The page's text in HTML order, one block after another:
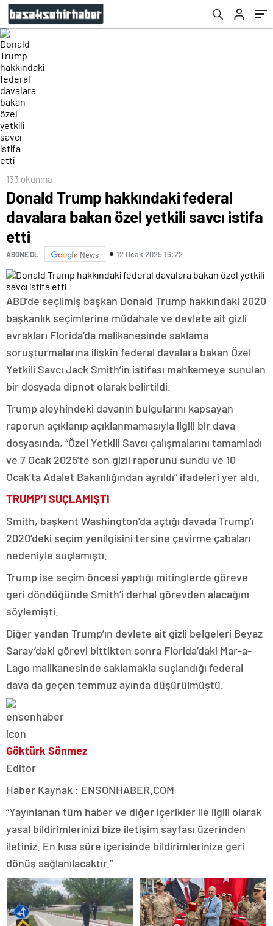
133 okunma
Donald Trump hakkındaki federal
davalara bakan özel yetkili savcı istifa
etti
ABONE OL News 12 Ocak 2025 16:22
ABD’de seçilmiş başkan Donald Trump hakkındaki 2020
başkanlık seçimlerine müdahale ve devlete ait gizli
evrakları Florida’da malikanesinde saklama
soruşturmalarına ilişkin federal davalara bakan Özel
Yetkili Savcı Jack Smith’in istifası mahkemeye sunulan
bir dosyada dipnot olarak belirtildi.
Trump aleyhindeki davanın bulgularını kapsayan
raporun açıklanıp açıklanmamasıyla ilgili bir dava
dosyasında, “Özel Yetkili Savcı çalışmalarını tamamladı
ve 7 Ocak 2025’te son gizli raporunu sundu ve 10
Ocak’ta Adalet Bakanlığından ayrıldı” ifadeleri yer aldı.
TRUMP’I SUÇLAMIŞTI
Smith, başkent Washington’da açtığı davada Trump’ı
2020’deki seçim yenilgisini tersine çevirme çabaları
nedeniyle suçlamıştı.
Trump ise seçim öncesi yaptığı mitinglerde göreve
geri döndüğünde Smith’i derhal görevden alacağını
söylemişti.
Diğer yandan Trump’ın devlete ait gizli belgeleri Beyaz
Saray’daki görevi bittikten sonra Florida’daki Mar-a-
Lago malikanesinde saklamakla suçlandığı federal
dava da geçen temmuz ayında düşürülmüştü.
Göktürk Sönmez
Editor
Haber Kaynak : ENSONHABER.COM
“Yayınlanan tüm haber ve diğer içerikler ile ilgili olarak
yasal bildirimlerinizi bize iletişim sayfası üzerinden
iletiniz. En kısa süre içerisinde bildirimlerinize geri
dönüş sağlanılacaktır.”